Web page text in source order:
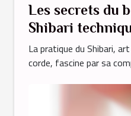
Les secrets du
Shibari
pour débutants
La pratique du Shibari,
corde, fascine par sa